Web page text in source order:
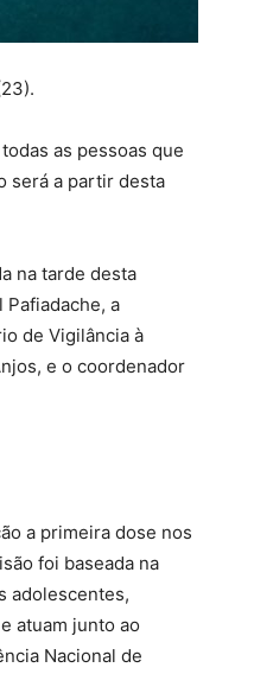
as pessoas que
será a partir desta
na tarde desta
a
de Vigilância à
e o coordenador
a primeira dose nos
foi baseada na
adolescentes,
atuam junto ao
Nacional de